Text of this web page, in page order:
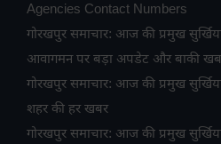
Agencies Contact Numbers
गोरखपुर समाचार: आज की प्रमुख
आवागमन पर बड़ा अपडेट और बाकी
गोरखपुर समाचार: आज की प्रमुख
शहर की हर खबर
गोरखपुर समाचार: आज की प्रमुख